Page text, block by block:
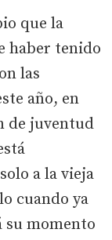
que la
haber tenido
las
año, en
de juventud
a la vieja
cuando ya
su momento